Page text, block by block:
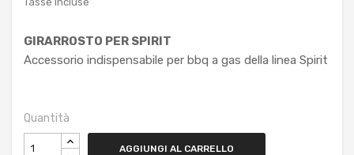
GIRARROSTO PER SPIRIT
Accessorio indispensabile per bbq a gas della linea Spirit
Quantità
AGGIUNGI AL CARRELLO